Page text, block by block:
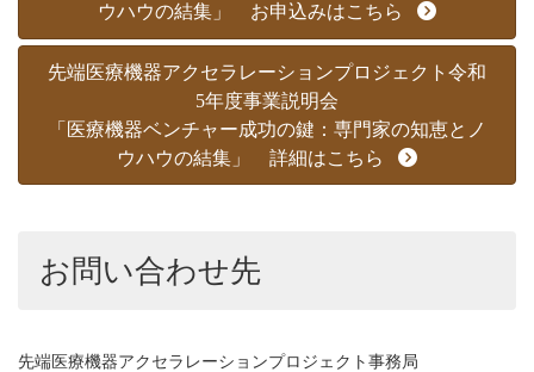
ウハウの結集」 お申込みはこちら
先端医療機器アクセラレーションプロジェクト令和
5年度事業説明会
「医療機器ベンチャー成功の鍵：専門家の知恵とノ
ウハウの結集」 詳細はこちら
お問い合わせ先
先端医療機器アクセラレーションプロジェクト事務局